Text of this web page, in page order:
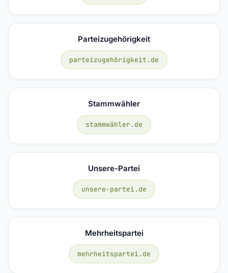
Parteizugehörigkeit
parteizugehörigkeit.de
Stammwähler
stammwähler.de
Unsere-Partei
unsere-partei.de
Mehrheitspartei
mehrheitspartei.de